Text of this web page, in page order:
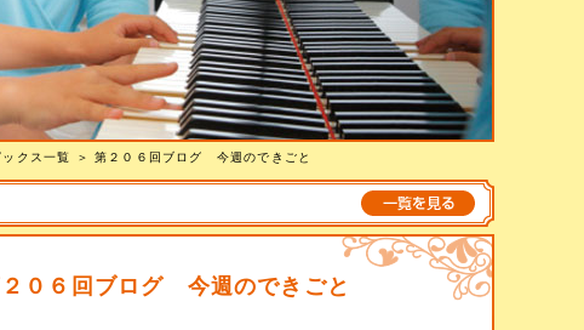
ックス一覧 ＞ 第２０６回ブログ 今週のできごと
０６回ブログ 今週のできごと